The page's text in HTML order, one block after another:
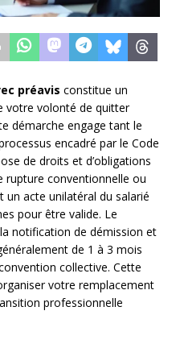
préavis constitue un
votre volonté de quitter
démarche engage tant le
encadré par le Code
de droits et d’obligations
rupture conventionnelle ou
un acte unilatéral du salarié
pour être valide. Le
notification de démission et
de 1 à 3 mois
collective. Cette
votre remplacement
professionnelle